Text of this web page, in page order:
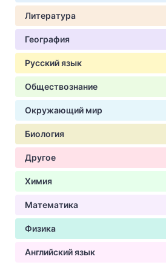
Литература
География
Русский язык
Обществознание
Окружающий мир
Биология
Другое
Химия
Математика
Физика
Английский язык